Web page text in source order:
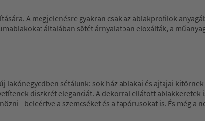
A megjelenésre gyakran csak az ablakprofilok
általában sötét árnyalatban eloxálták, a
lakónegyedben sétálunk: sok ház ablakai és ajtajai
diszkrét eleganciát. A dekorral ellátott ablakkeretek
- beleértve a szemcséket és a fapórusokat is. És még a